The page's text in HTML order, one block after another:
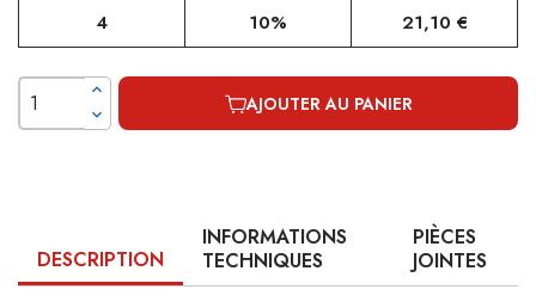
4
10% 21,10 €
AJOUTER AU PANIER
DESCRIPTION
INFORMATIONS
TECHNIQUES
PIÈCES
JOINTES